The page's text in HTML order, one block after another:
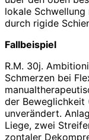
lokale
durch rigide
Fallbeispiel
R.M. 30j.
Schmerzen bei
der Beweglichkeit
unverändert.
Liege, zwei
zontaler